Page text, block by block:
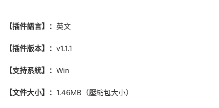
【插件語言】： 英文
【插件版本】： v1.1.1
【支持系統】： Win
【文件大小】： 1.46MB（壓縮包大小）